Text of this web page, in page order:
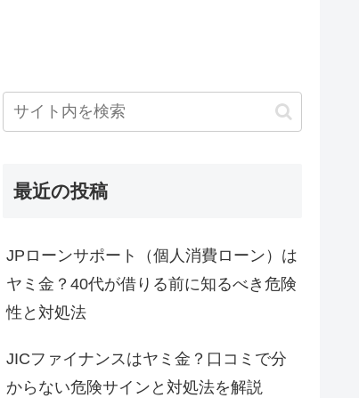
最近の投稿
JPローンサポート（個人消費ローン）は
ヤミ金？40代が借りる前に知るべき危険
性と対処法
JICファイナンスはヤミ金？口コミで分
からない危険サインと対処法を解説